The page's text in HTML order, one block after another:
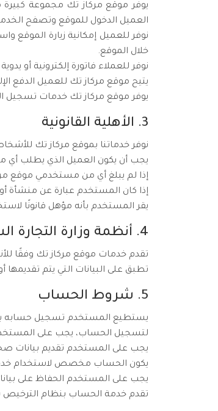
يوفر موقع مركاز تك مجموعة كبيرة
العميل الدخول للموقع وتصفح
نوفر للعميل إمكانية زيارة الموقع
خلال الموقع.
نوفر للعملاء فاتورة إلكترونية أو
يتيح موقع مركاز تك للعميل الدفع
يوفر موقع مركاز تك خدمات تسجيل
3. الأهلية القانونية
نوفر خدماتنا بموقع مركاز تك
يجب أن يكون العميل الذي يطلب أي من خدماتنا قد بلغ من العمر 18 عامًا
إذا لم يبلغ أي من مستخدمي موقع مركاز تك 18 عامًا يجب على المستخدم استخدام الموقع تحت
إذا كان المستخدم عبارة عن منشأة
يقر المستخدم بأنه مؤهل قانونًا
4. أنظمة وزارة التجارة السعودية
تقدم خدمات موقع مركاز تك وفقًا
تطبق على البيانات التي يتم
5. شروط الحساب
يستطيع المستخدم تسجيل حسابه
لتسجيل الحساب، يجب على المستخدم
يجب على المستخدم تقديم بيانات
يكون الحساب مخصص لاستخدام
يجب على المستخدم الحفاظ على
تقدم خدمة الحساب بنظام الترخيص